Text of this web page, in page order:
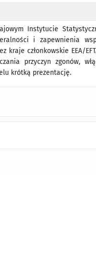
Instytucie
i zapewnienia
członkowskie EEA/
przyczyn zgonów,
krótką prezentację.